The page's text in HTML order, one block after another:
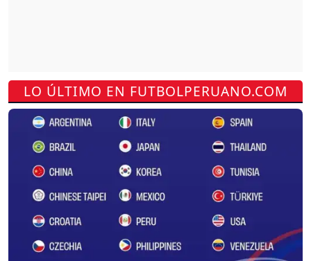
LO ÚLTIMO EN FUTBOLPERUANO.COM